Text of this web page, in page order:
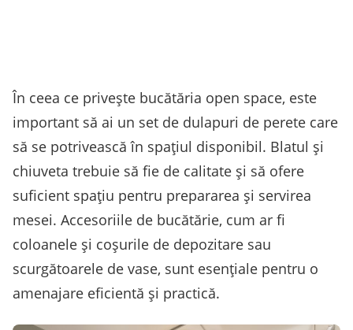
În ceea ce privește bucătăria open space, este
important să ai un set de dulapuri de perete care
să se potrivească în spațiul disponibil. Blatul și
chiuveta trebuie să fie de calitate și să ofere
suficient spațiu pentru prepararea și servirea
mesei. Accesoriile de bucătărie, cum ar fi
coloanele și coșurile de depozitare sau
scurgătoarele de vase, sunt esențiale pentru o
amenajare eficientă și practică.